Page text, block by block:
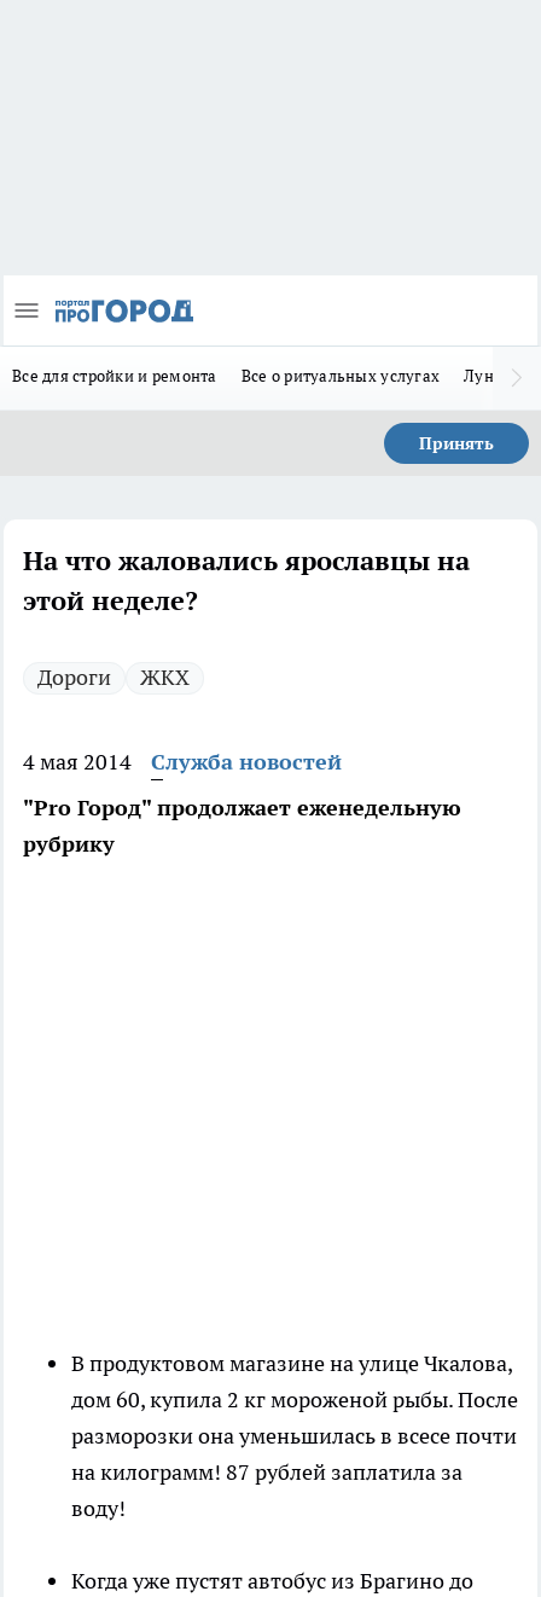
Все для стройки и ремонта Все о ритуальных услугах Лунно-
Принять
На что жаловались ярославцы на
этой неделе?
Дороги ЖКХ
4 мая 2014
Служба новостей
"Pro Город" продолжает еженедельную
рубрику
В продуктовом магазине на улице Чкалова,
дом 60, купила 2 кг мороженой рыбы. После
разморозки она уменьшилась в всесе почти
на килограмм! 87 рублей заплатила за
воду!
Когда уже пустят автобус из Брагино до